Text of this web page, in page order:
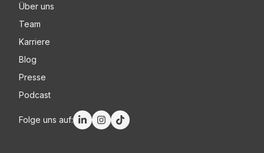
Über uns
Team
Karriere
Blog
Presse
Podcast
Folge uns auf: